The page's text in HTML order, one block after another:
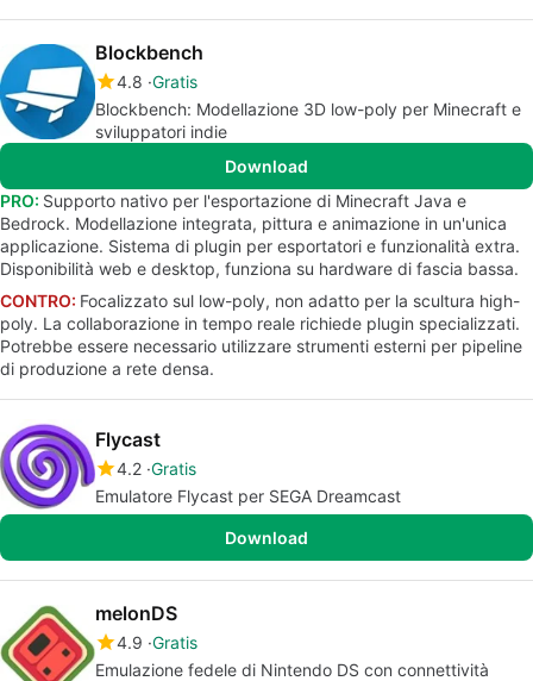
Blockbench
4.8 Gratis
Blockbench: Modellazione 3D low-poly per Minecraft e
sviluppatori indie
Download
PRO: Supporto nativo per l'esportazione di Minecraft Java e
Bedrock. Modellazione integrata, pittura e animazione in un'unica
applicazione. Sistema di plugin per esportatori e funzionalità extra.
Disponibilità web e desktop, funziona su hardware di fascia bassa.
CONTRO: Focalizzato sul low-poly, non adatto per la scultura high-
poly. La collaborazione in tempo reale richiede plugin specializzati.
Potrebbe essere necessario utilizzare strumenti esterni per pipeline
di produzione a rete densa.
Flycast
4.2 Gratis
Emulatore Flycast per SEGA Dreamcast
Download
melonDS
4.9 Gratis
Emulazione fedele di Nintendo DS con connettività